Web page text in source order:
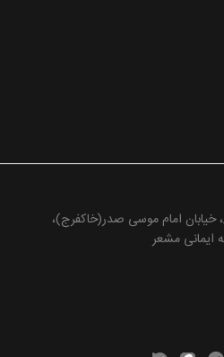
خیابان امام موسی صدر(خاکفرج)،